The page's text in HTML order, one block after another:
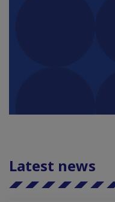
Latest news